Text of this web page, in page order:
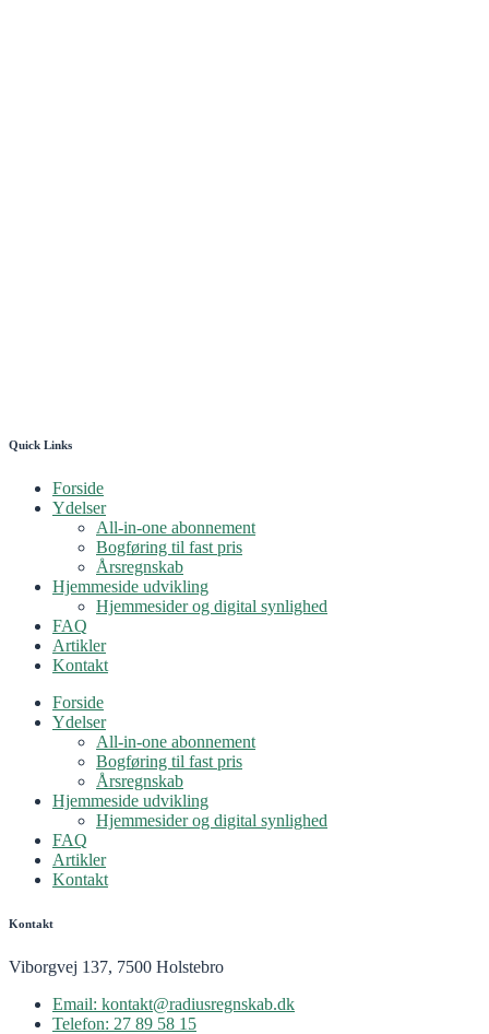
Quick Links
Forside
Ydelser
All-in-one abonnement
Bogføring til fast pris
Årsregnskab
Hjemmeside udvikling
Hjemmesider og digital synlighed
FAQ
Artikler
Kontakt
Forside
Ydelser
All-in-one abonnement
Bogføring til fast pris
Årsregnskab
Hjemmeside udvikling
Hjemmesider og digital synlighed
FAQ
Artikler
Kontakt
Kontakt
Viborgvej 137, 7500 Holstebro
Email: kontakt@radiusregnskab.dk
Telefon: 27 89 58 15